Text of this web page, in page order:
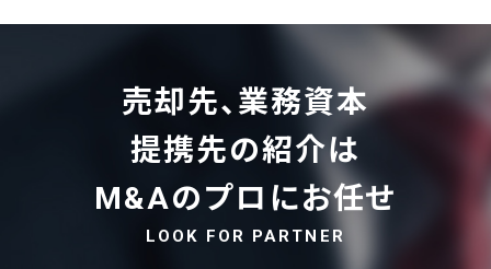
売却先、業務資本
提携先の紹介は
M&Aのプロにお任せ
LOOK FOR PARTNER